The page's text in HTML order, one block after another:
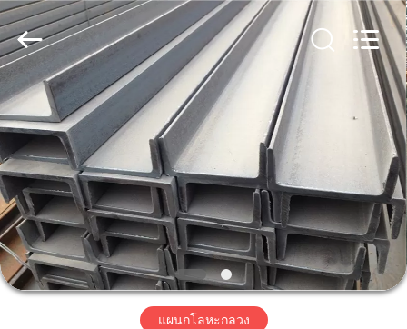
บ้าน
ผลิตภัณฑ์
เกี่ยว
กับ
Jet
Scaffold
Formwork
System
Co.,
Rights
แผนกโลหะกลวง